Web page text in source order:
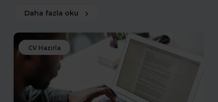
Daha fazla oku
CV Hazırla